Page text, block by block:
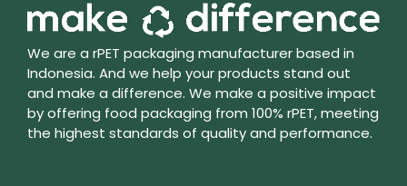
We are a rPET packaging manufacturer based in
Indonesia. And we help your products stand out
and make a difference. We make a positive impact
by offering food packaging from 100% rPET, meeting
the highest standards of quality and performance.